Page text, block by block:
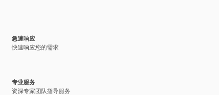
急速响应
快速响应您的需求
专业服务
资深专家团队指导服务